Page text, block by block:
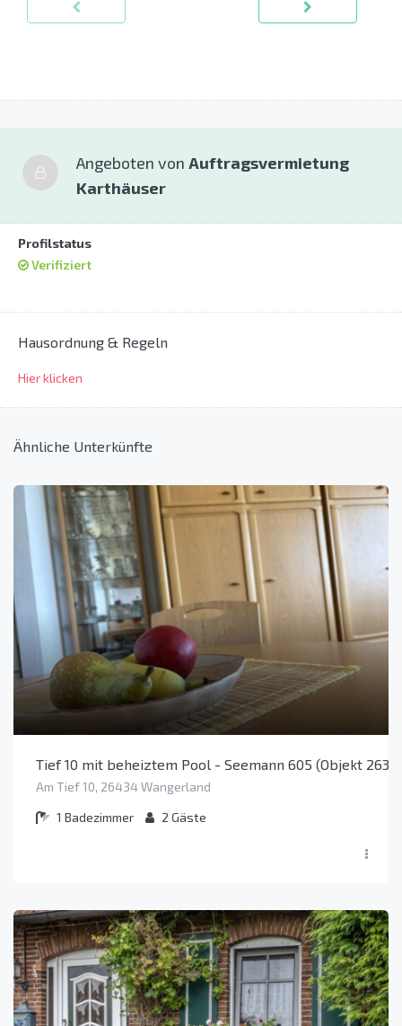
Angeboten von Auftragsvermietung
Karthäuser
Profilstatus
Verifiziert
Hausordnung & Regeln
Hier klicken
Ähnliche Unterkünfte
Tief 10 mit beheiztem Pool - Seemann 605 (Objekt
Am Tief 10, 26434 Wangerland
1 Badezimmer 2 Gäste